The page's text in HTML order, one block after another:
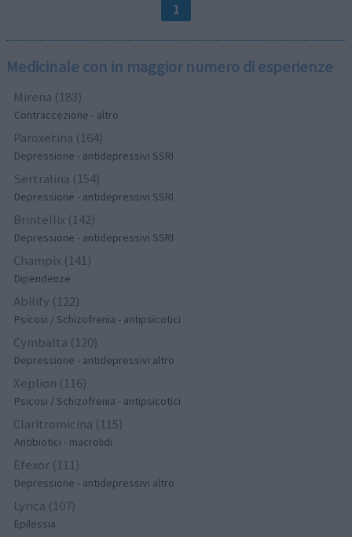
1
Medicinale con in maggior numero di esperienze
Mirena (183)
Contraccezione - altro
Paroxetina (164)
Depressione - antidepressivi SSRI
Sertralina (154)
Depressione - antidepressivi SSRI
Brintellix (142)
Depressione - antidepressivi SSRI
Champix (141)
Dipendenze
Abilify (122)
Psicosi / Schizofrenia - antipsicotici
Cymbalta (120)
Depressione - antidepressivi altro
Xeplion (116)
Psicosi / Schizofrenia - antipsicotici
Claritromicina (115)
Antibiotici - macrolidi
Efexor (111)
Depressione - antidepressivi altro
Lyrica (107)
Epilessia